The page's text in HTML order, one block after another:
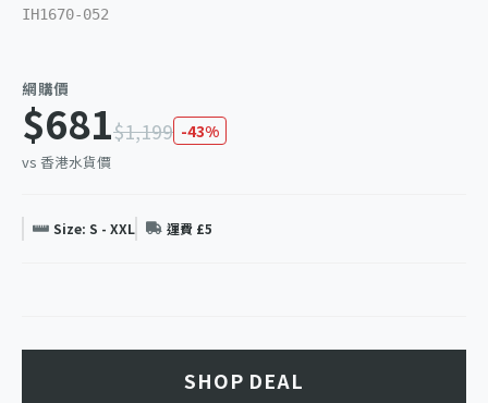
IH1670-052
網購價
$681$1,199 -43%
vs 香港水貨價
Size: S - XXL 運費 £5
SHOP DEAL